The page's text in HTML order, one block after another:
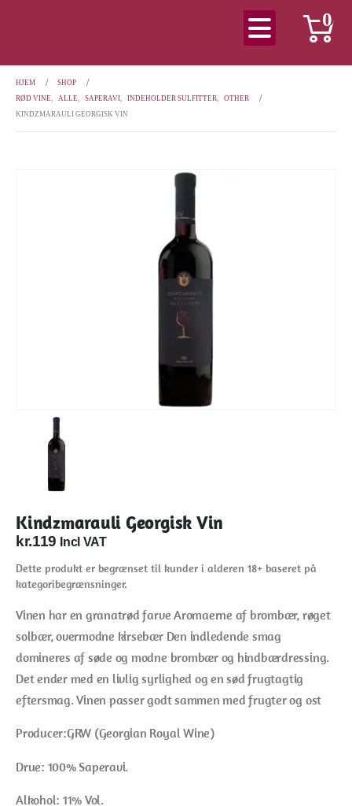
0
HJEM
SHOP
RØD VINE, ALLE, SAPERAVI, INDEHOLDER SULFITTER,
OTHER
KINDZMARAULI GEORGISK VIN
Kindzmarauli Georgisk Vin
kr.119 Incl VAT
Dette produkt er begrænset til kunder i alderen 18+ baseret på
kategoribegrænsninger.
Vinen har en granatrød farve Aromaerne af brombær, røget
solbær, overmodne kirsebær Den indledende smag
domineres af søde og modne brombær og hindbærdressing.
Det ender med en livlig syrlighed og en sød frugtagtig
eftersmag. Vinen passer godt sammen med frugter og ost
Producer:GRW (Georgian Royal Wine)
Drue: 100% Saperavi.
Alkohol: 11% Vol.